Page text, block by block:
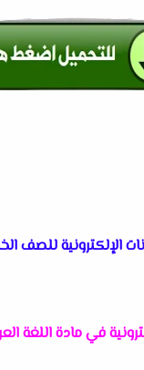
الإلكترونية للصف
في مادة اللغة